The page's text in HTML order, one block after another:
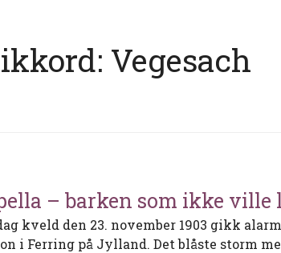
Vegesach
– barken som ikke ville
kveld den 23. november 1903 gikk
i Ferring på Jylland. Det blåste storm